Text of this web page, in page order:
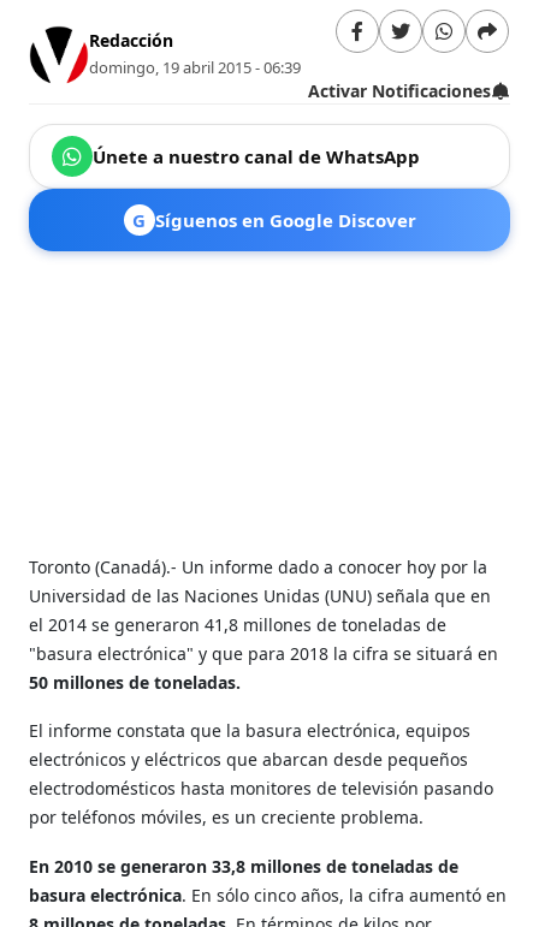
Redacción
domingo, 19 abril 2015 - 06:39
Activar Notificaciones
Únete a nuestro canal de WhatsApp
G Síguenos en Google Discover
Toronto (Canadá).- Un informe dado a conocer hoy por la
Universidad de las Naciones Unidas (UNU) señala que en
el 2014 se generaron 41,8 millones de toneladas de
"basura electrónica" y que para 2018 la cifra se situará en
50 millones de toneladas.
El informe constata que la basura electrónica, equipos
electrónicos y eléctricos que abarcan desde pequeños
electrodomésticos hasta monitores de televisión pasando
por teléfonos móviles, es un creciente problema.
En 2010 se generaron 33,8 millones de toneladas de
basura electrónica. En sólo cinco años, la cifra aumentó en